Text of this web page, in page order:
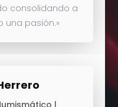
consolidando a
una pasión.»
|